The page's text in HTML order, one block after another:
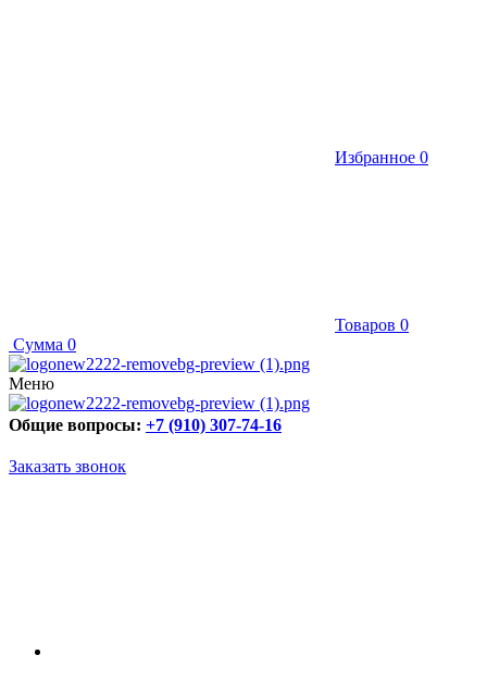
Избранное 0
Товаров 0
Сумма 0
Меню
Общие вопросы: +7 (910) 307-74-16
Заказать звонок